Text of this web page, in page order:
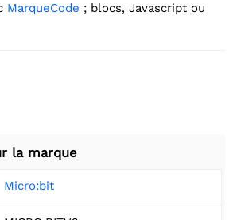
MarqueCode ; blocs, Javascript ou
la marque
Micro:bit